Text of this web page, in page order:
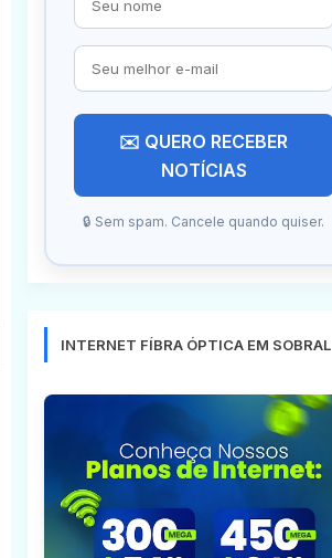
✉️ QUERO RECEBER
NOTÍCIAS
🔒 Sem spam. Cancele quando quiser.
INTERNET FÍBRA ÓPTICA EM SOBRAL